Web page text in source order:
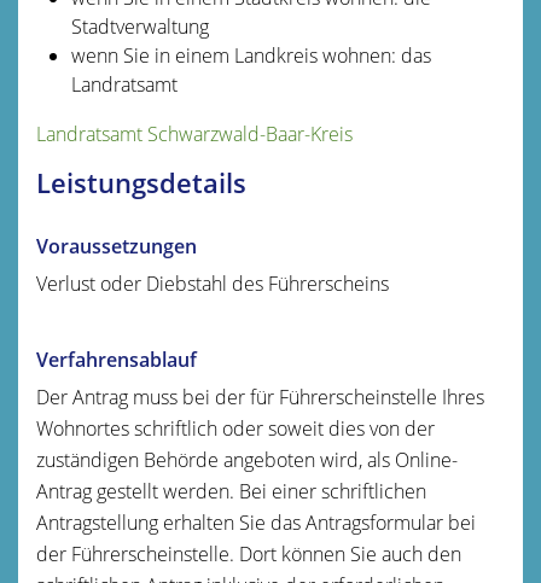
Stadtverwaltung
wenn Sie in einem Landkreis wohnen: das
Landratsamt
Landratsamt Schwarzwald-Baar-Kreis
Leistungsdetails
Voraussetzungen
Verlust oder Diebstahl des Führerscheins
Verfahrensablauf
Der Antrag muss bei der für Führerscheinstelle Ihres
Wohnortes schriftlich oder soweit dies von der
zuständigen Behörde angeboten wird, als Online-
Antrag gestellt werden. Bei einer schriftlichen
Antragstellung erhalten Sie das Antragsformular bei
der Führerscheinstelle. Dort können Sie auch den